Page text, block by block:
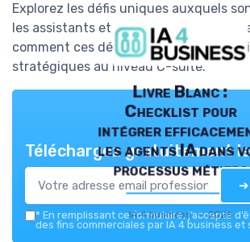
Explorez les défis uniques auxquels
les assistants et agents d'intelligence
comment ces défis influencent les
stratégiques au niveau C-suite.
Livre Blanc :
Checklist pour
intégrer
les agents IA dans
processus métiers
IA 4 business — 2026
Téléchargez gratuitement
➔
* En remplissant ce formulaire, j’accepte
des fins commerciales par IA 4 business et